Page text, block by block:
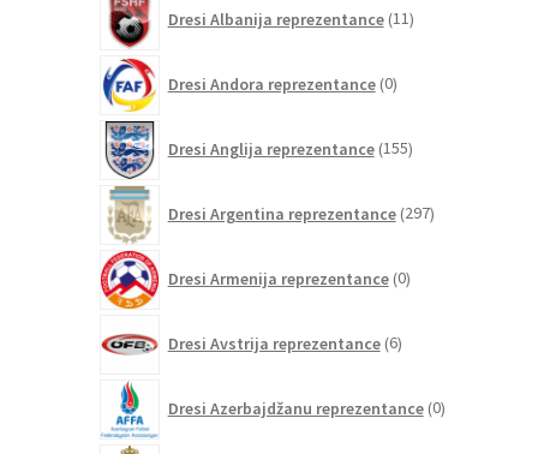
Dresi Albanija reprezentance 11izdelkov
Dresi Andora reprezentance 0izdelkov
Dresi Anglija reprezentance 155izdelkov
Dresi Argentina reprezentance 297izdelkov
Dresi Armenija reprezentance 0izdelkov
Dresi Avstrija reprezentance 6izdelkov
Dresi Azerbajdžanu reprezentance 0izdelkov